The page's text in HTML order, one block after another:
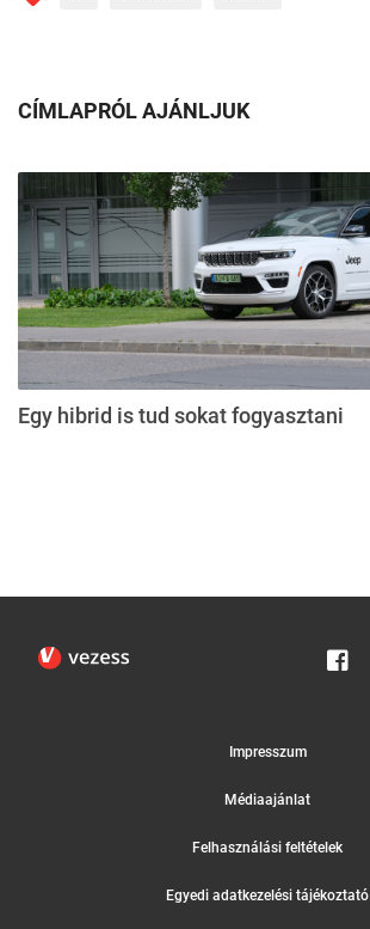
CÍMLAPRÓL AJÁNLJUK
Egy hibrid is tud sokat fogyasztani
Impresszum
Médiaajánlat
Felhasználási feltételek
Egyedi adatkezelési tájékoztató